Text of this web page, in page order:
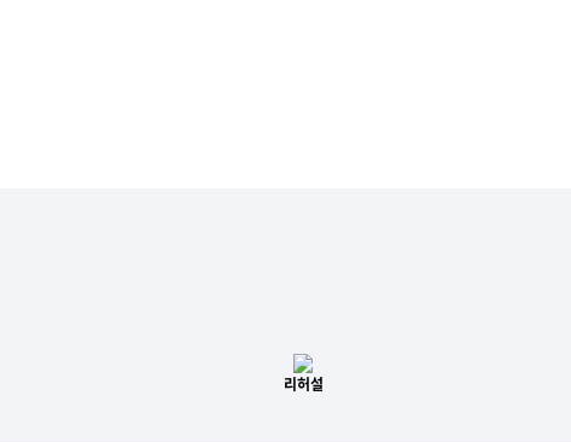
리허설